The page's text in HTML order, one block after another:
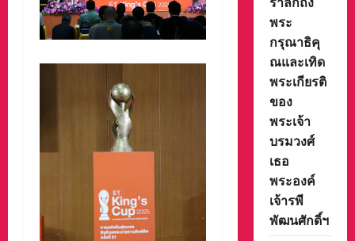
พระ
กรุณาธิคุ
ณและเทิด
พระเกียรติ
ของ
พระเจ้า
บรมวงศ์
เธอ
พระองค์
เจ้ารพี
พัฒนศักดิ์ฯ